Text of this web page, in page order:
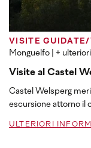
VISITE
Monguelfo | +
Visite al Castel
Castel Welsperg
escursione attorno il
ULTERIORI